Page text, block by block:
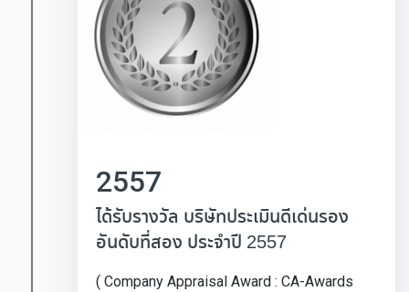
2557
ได้รับรางวัล บริษัทประเมินดีเด่นรอง
อันดับที่สอง ประจำปี 2557
( Company Appraisal Award : CA-Awards